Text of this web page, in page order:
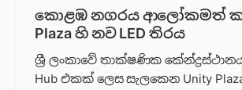
කොළඹ නගරය ආලෝකමත්
Plaza හි නව LED තිරය
ශ්‍රී ලංකාවේ තාක්ෂණික
Hub එකක් ලෙස සැලකෙන Unity